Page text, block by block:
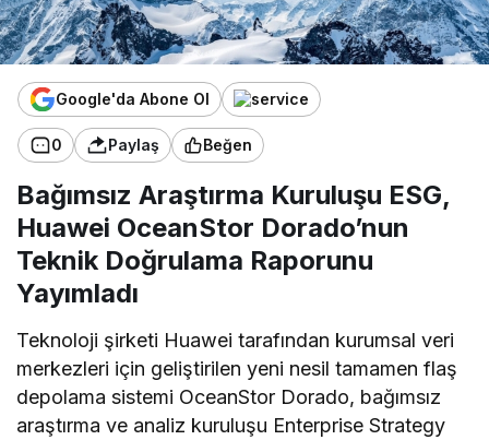
Google'da Abone Ol
0 Paylaş Beğen
Bağımsız Araştırma Kuruluşu ESG,
Huawei OceanStor Dorado’nun
Teknik Doğrulama Raporunu
Yayımladı
Teknoloji şirketi Huawei tarafından kurumsal veri
merkezleri için geliştirilen yeni nesil tamamen flaş
depolama sistemi OceanStor Dorado, bağımsız
araştırma ve analiz kuruluşu Enterprise Strategy